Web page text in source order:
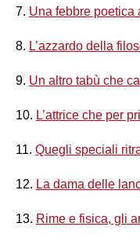
7. Una febbre poetica
8. L’azzardo della
9. Un altro tabù che
10. L’attrice che per
11. Quegli speciali
12. La dama delle
13. Rime e fisica, gli